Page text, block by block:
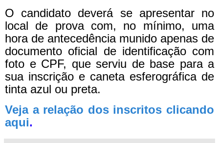
O candidato deverá se apresentar no
local de prova com, no mínimo, uma
hora de antecedência munido apenas de
documento oficial de identificação com
foto e CPF, que serviu de base para a
sua inscrição e caneta esferográfica de
tinta azul ou preta.
Veja a relação dos inscritos clicando
aqui.